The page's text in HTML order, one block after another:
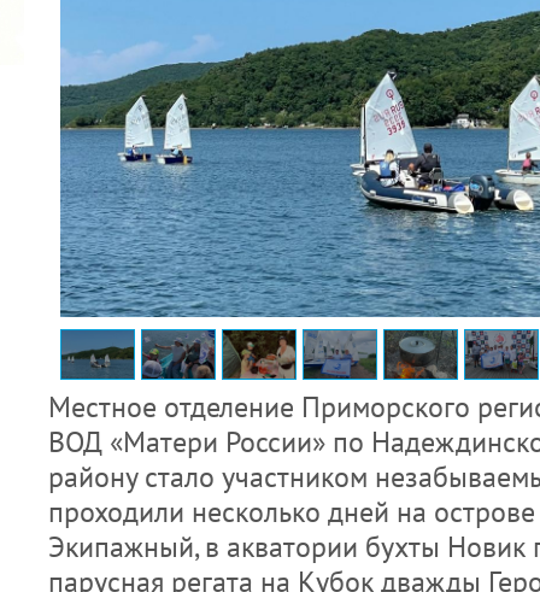
Местное отделение Приморского
ВОД «Матери России» по
району стало участником
проходили несколько дней на острове
Экипажный, в акватории бухты Новик
парусная регата на Кубок дважды
МАТЕРИ В ЯКУТИИ
19.12.2021